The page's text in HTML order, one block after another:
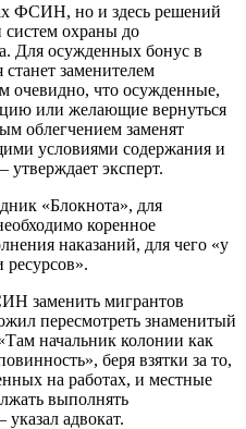
ФСИН, но и здесь решений
систем охраны до
Для осужденных бонус в
заменителем
очевидно, что осужденные,
или желающие вернуться
облегчением заменят
условиями содержания и
эксперт.
«Блокнота», для
коренное
наказаний, для чего «у
ресурсов».
заменить мигрантов
пересмотреть знаменитый
начальник колонии как
беря взятки за то,
на работах, и местные
выполнять
адвокат.